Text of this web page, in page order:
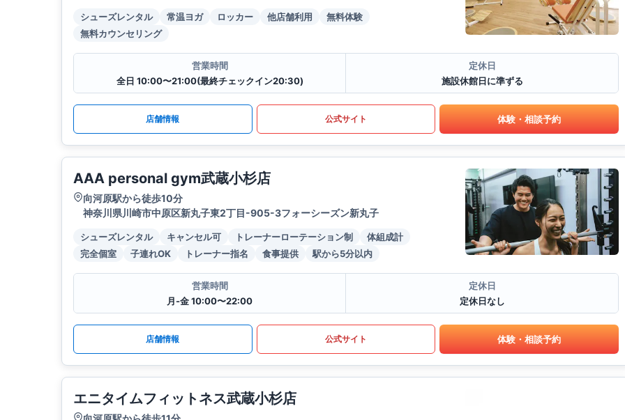
シューズレンタル 常温ヨガ ロッカー 他店舗利用
無料体験
無料カウンセリング
営業時間
全日 10:00〜21:00(最終チェックイン20:30)
定休日
施設休館日に準ずる
店舗情報 公式サイト 体験・相談予約
AAA personal gym武蔵小杉店
向河原駅から徒歩10分
神奈川県川崎市中原区新丸子東2丁目-905-3フォーシーズン新丸子
シューズレンタル キャンセル可 トレーナーローテーション制
体組成計
完全個室
子連れOK トレーナー指名 食事提供 駅から5分以内
営業時間
月-金 10:00〜22:00
定休日
定休日なし
店舗情報 公式サイト 体験・相談予約
エニタイムフィットネス武蔵小杉店